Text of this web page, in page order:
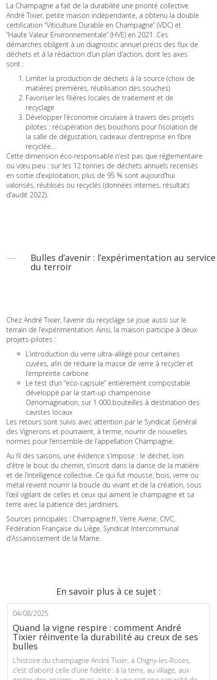
La Champagne a fait de la durabilité une priorité collective.
André Tixier, petite maison indépendante, a obtenu la double
certification “Viticulture Durable en Champagne” (VDC) et
“Haute Valeur Environnementale” (HVE) en 2021. Ces
démarches obligent à un diagnostic annuel précis des flux de
déchets et à la rédaction d’un plan d’action, dont les axes
sont :
Limiter la production de déchets à la source (choix de
matières premières, réutilisation des souches)
Favoriser les filières locales de traitement et de
recyclage
Développer l’économie circulaire à travers des projets
pilotes : récupération des bouchons pour l’isolation de
la salle de dégustation, cadeaux d’entreprise en fibre
recyclée…
Cette dimension éco-responsable n’est pas que réglementaire
ou vœu pieu : sur les 12 tonnes de déchets annuels recensés
en sortie d’exploitation, plus de 95 % sont aujourd’hui
valorisés, réutilisés ou recyclés (données internes, résultats
d’audit 2022).
Bulles d’avenir : l’expérimentation au service
du terroir
Chez André Tixier, l’avenir du recyclage se joue aussi sur le
terrain de l’expérimentation. Ainsi, la maison participe à deux
projets-pilotes :
L’introduction du verre ultra-allégé pour certaines
cuvées, afin de réduire la masse de verre à recycler et
l’empreinte carbone
Le test d’un “eco-capsule” entièrement compostable
développé par la start-up champenoise
Oenomagination, sur 1 000 bouteilles à destination des
cavistes locaux
Les retours sont suivis avec attention par le Syndicat Général
des Vignerons et pourraient, à terme, nourrir de nouvelles
normes pour l’ensemble de l’appellation Champagne.
Au fil des saisons, une évidence s’impose : le déchet, loin
d’être le bout du chemin, s’inscrit dans la danse de la matière
et de l’intelligence collective. Ce qui fut mousse, bois, verre ou
métal revient nourrir la boucle du vivant et de la création, sous
l’œil vigilant de celles et ceux qui aiment le champagne et sa
terre avec la patience des jardiniers.
Sources principales : Champagne.fr, Verre Avenir, CIVC,
Fédération Française du Liège, Syndicat Intercommunal
d’Assainissement de la Marne.
En savoir plus à ce sujet :
04/08/2025
Quand la vigne respire : comment André
Tixier réinvente la durabilité au creux de ses
bulles
L’histoire du champagne André Tixier, à Chigny-les-Roses,
c’est d’abord celle d’une fidélité : à la terre, au village, aux